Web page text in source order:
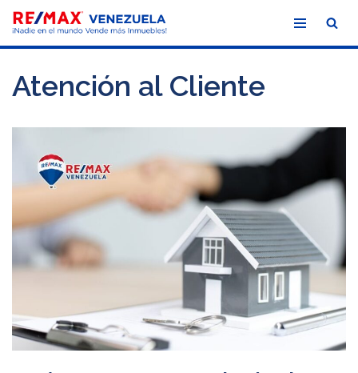
Saltar
contenido
Atención al Cliente